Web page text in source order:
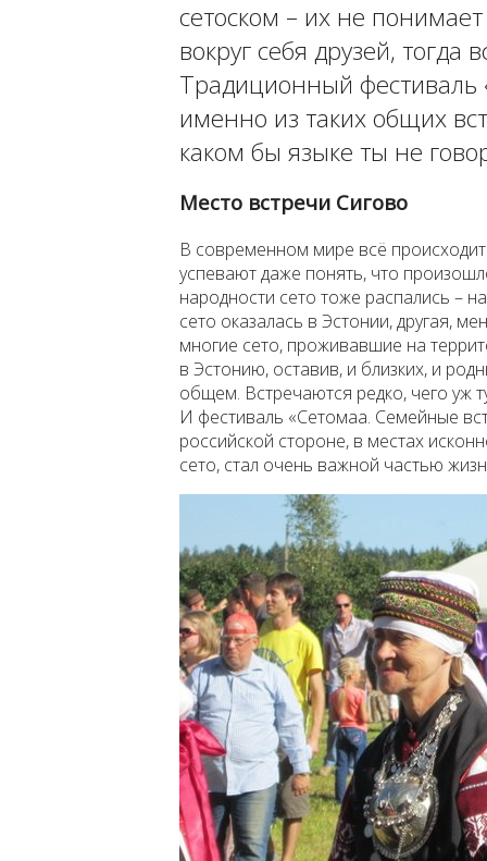
сетоском – их не
вокруг себя друзей, тогда
Традиционный фестиваль
именно из таких общих
каком бы языке ты не
Место встречи Сигово
В современном мире всё
успевают даже понять, что
народности сето тоже распались –
сето оказалась в Эстонии, другая,
многие сето, проживавшие на
в Эстонию, оставив, и близких, и
общем. Встречаются редко, чего уж
И фестиваль «Сетомаа. Семейные
российской стороне, в местах
сето, стал очень важной частью